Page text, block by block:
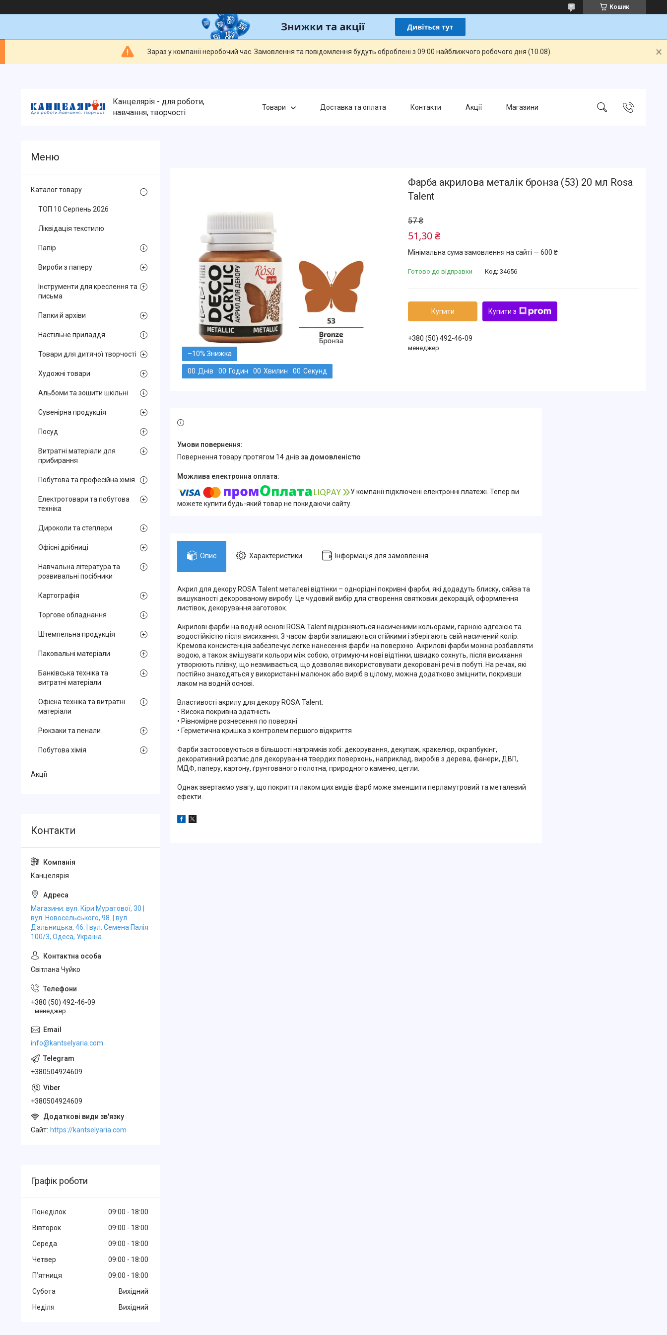
Кошик
Зараз у компанії неробочий час. Замовлення та повідомлення будуть оброблені з 09:00 найближчого робочого дня (10.08).
Канцелярія - для роботи,
навчання, творчості
Товари Доставка та оплата Контакти Акції Магазини
–10%
00 Днів 00 Годин 00 Хвилин 00 Секунд
Фарба акрилова металік бронза (53) 20 мл Rosa
Talent
57 ₴
51,30 ₴
Мінімальна сума замовлення на сайті — 600 ₴
Готово до відправки Код: 34656
Купити Купити з
+380 (50) 492-46-09
менеджер
повернення товару протягом 14 днів за домовленістю
У компанії підключені електронні платежі. Тепер ви
можете купити будь-який товар не покидаючи сайту.
Опис Характеристики Інформація для замовлення
Акрил для декору ROSA Talent металеві відтінки – однорідні покривні фарби, які додадуть блиску, сяйва та
вишуканості декорованому виробу. Це чудовий вибір для створення святкових декорацій, оформлення
листівок, декорування заготовок.
Акрилові фарби на водній основі ROSA Talent відрізняються насиченими кольорами, гарною адгезією та
водостійкістю після висихання. З часом фарби залишаються стійкими і зберігають свій насичений колір.
Кремова консистенція забезпечує легке нанесення фарби на поверхню. Акрилові фарби можна розбавляти
водою, а також змішувати кольори між собою, отримуючи нові відтінки, швидко сохнуть, після висихання
утворюють плівку, що незмивається, що дозволяє використовувати декоровані речі в побуті. На речах, які
постійно знаходяться у використанні малюнок або виріб в цілому, можна додатково зміцнити, покривши
лаком на водній основі.
Властивості акрилу для декору ROSA Talent:
• Висока покривна здатність
• Рівномірне рознесення по поверхні
• Герметична кришка з контролем першого відкриття
Фарби застосовуються в більшості напрямків хобі: декорування, декупаж, кракелюр, скрапбукінг,
декоративний розпис для декорування твердих поверхонь, наприклад, виробів з дерева, фанери, ДВП,
МДФ, паперу, картону, ґрунтованого полотна, природного каменю, цегли.
Однак звертаємо увагу, що покриття лаком цих видів фарб може зменшити перламутровий та металевий
ефекти.
Каталог товару
ТОП 10 Серпень 2026
Ліквідація текстилю
Папір
Вироби з паперу
Інструменти для креслення та
письма
Папки й архіви
Настільне приладдя
Товари для дитячої творчості
Художні товари
Альбоми та зошити шкільні
Сувенірна продукція
Посуд
Витратні матеріали для
прибирання
Побутова та професійна хімія
Електротовари та побутова
техніка
Дироколи та степлери
Офісні дрібниці
Навчальна література та
розвивальні посібники
Картографія
Торгове обладнання
Штемпельна продукція
Паковальні матеріали
Банківська техніка та
витратні матеріали
Офісна техніка та витратні
матеріали
Рюкзаки та пенали
Побутова хімія
Акції
Канцелярiя
Магазини: вул. Кіри Муратової, 30 |
вул. Новосельського, 98. | вул.
Дальницька, 46. | вул. Семена Палія
100/3, Одеса, Україна
Свiтлана Чуйко
+380 (50) 492-46-09
менеджер
info@kantselyaria.com
+380504924609
+380504924609
Cайт https://kantselyaria.com
Графік роботи
Понеділок 09:00
18:00
Вівторок
09:00
18:00
Середа
09:00
18:00
Четвер
09:00
18:00
Пʼятниця
09:00
18:00
Субота
Вихідний
Неділя
Вихідний